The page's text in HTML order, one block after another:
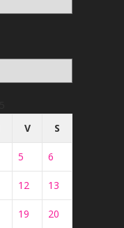
V S
5 6
12 13
19 20